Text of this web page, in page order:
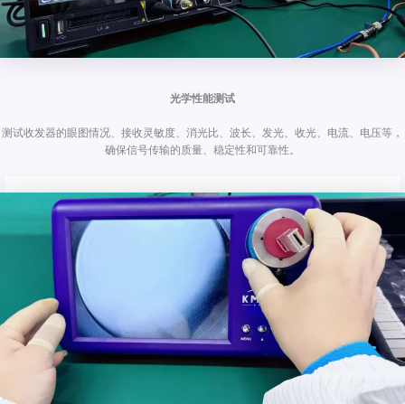
光学性能测试
测试收发器的眼图情况、接收灵敏度、消光比、波长、发光、收光、电流、电压等，
确保信号传输的质量、稳定性和可靠性。